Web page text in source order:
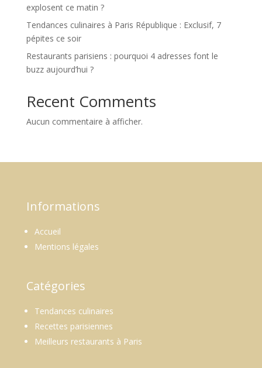
explosent ce matin ?
Tendances culinaires à Paris République : Exclusif, 7
pépites ce soir
Restaurants parisiens : pourquoi 4 adresses font le
buzz aujourd’hui ?
Recent Comments
Aucun commentaire à afficher.
Informations
Accueil
Mentions légales
Catégories
Tendances culinaires
Recettes parisiennes
Meilleurs restaurants à Paris